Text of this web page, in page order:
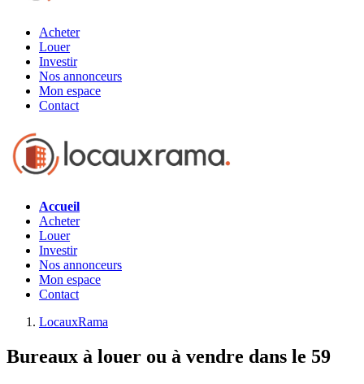
Acheter
Louer
Investir
Nos annonceurs
Mon espace
Contact
Accueil
Acheter
Louer
Investir
Nos annonceurs
Mon espace
Contact
LocauxRama
Bureaux à louer ou à vendre dans le 59